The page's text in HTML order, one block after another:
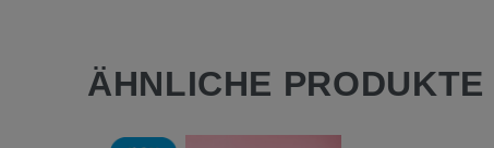
ÄHNLICHE PRODUKTE